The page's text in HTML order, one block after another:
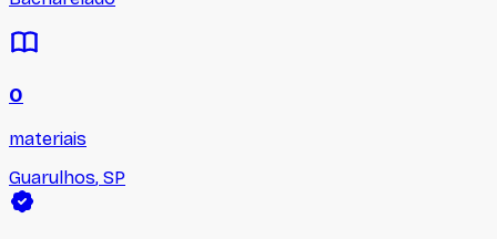
0
materiais
Guarulhos, SP